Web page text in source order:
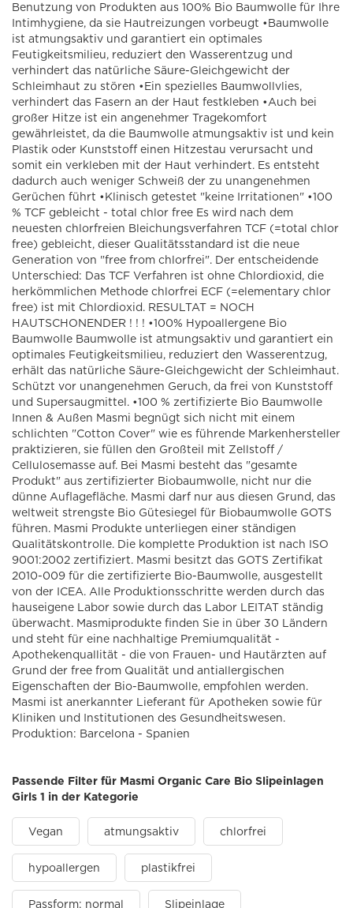
Benutzung von Produkten aus 100% Bio Baumwolle für Ihre
Intimhygiene, da sie Hautreizungen vorbeugt •Baumwolle
ist atmungsaktiv und garantiert ein optimales
Feutigkeitsmilieu, reduziert den Wasserentzug und
verhindert das natürliche Säure-Gleichgewicht der
Schleimhaut zu stören •Ein spezielles Baumwollvlies,
verhindert das Fasern an der Haut festkleben •Auch bei
großer Hitze ist ein angenehmer Tragekomfort
gewährleistet, da die Baumwolle atmungsaktiv ist und kein
Plastik oder Kunststoff einen Hitzestau verursacht und
somit ein verkleben mit der Haut verhindert. Es entsteht
dadurch auch weniger Schweiß der zu unangenehmen
Gerüchen führt •Klinisch getestet "keine Irritationen" •100
% TCF gebleicht - total chlor free Es wird nach dem
neuesten chlorfreien Bleichungsverfahren TCF (=total chlor
free) gebleicht, dieser Qualitätsstandard ist die neue
Generation von "free from chlorfrei". Der entscheidende
Unterschied: Das TCF Verfahren ist ohne Chlordioxid, die
herkömmlichen Methode chlorfrei ECF (=elementary chlor
free) ist mit Chlordioxid. RESULTAT = NOCH
HAUTSCHONENDER ! ! ! •100% Hypoallergene Bio
Baumwolle Baumwolle ist atmungsaktiv und garantiert ein
optimales Feutigkeitsmilieu, reduziert den Wasserentzug,
erhält das natürliche Säure-Gleichgewicht der Schleimhaut.
Schützt vor unangenehmen Geruch, da frei von Kunststoff
und Supersaugmittel. •100 % zertifizierte Bio Baumwolle
Innen & Außen Masmi begnügt sich nicht mit einem
schlichten "Cotton Cover" wie es führende Markenhersteller
praktizieren, sie füllen den Großteil mit Zellstoff /
Cellulosemasse auf. Bei Masmi besteht das "gesamte
Produkt" aus zertifizierter Biobaumwolle, nicht nur die
dünne Auflagefläche. Masmi darf nur aus diesen Grund, das
weltweit strengste Bio Gütesiegel für Biobaumwolle GOTS
führen. Masmi Produkte unterliegen einer ständigen
Qualitätskontrolle. Die komplette Produktion ist nach ISO
9001:2002 zertifiziert. Masmi besitzt das GOTS Zertifikat
2010-009 für die zertifizierte Bio-Baumwolle, ausgestellt
von der ICEA. Alle Produktionsschritte werden durch das
hauseigene Labor sowie durch das Labor LEITAT ständig
überwacht. Masmiprodukte finden Sie in über 30 Ländern
und steht für eine nachhaltige Premiumqualität -
Apothekenquallität - die von Frauen- und Hautärzten auf
Grund der free from Qualität und antiallergischen
Eigenschaften der Bio-Baumwolle, empfohlen werden.
Masmi ist anerkannter Lieferant für Apotheken sowie für
Kliniken und Institutionen des Gesundheitswesen.
Produktion: Barcelona - Spanien
Passende Filter für Masmi Organic Care Bio Slipeinlagen
Girls 1 in der Kategorie
Vegan atmungsaktiv chlorfrei
hypoallergen plastikfrei
Passform: normal Slipeinlage